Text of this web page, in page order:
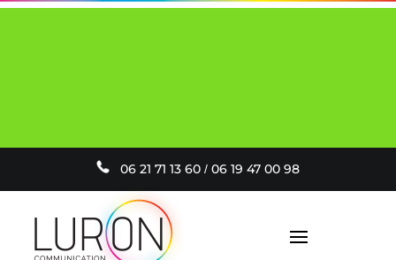
06 21 71 13 60/ 06 19 47 00 98